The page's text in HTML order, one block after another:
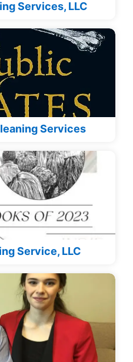
Services, LLC
Services
Service, LLC